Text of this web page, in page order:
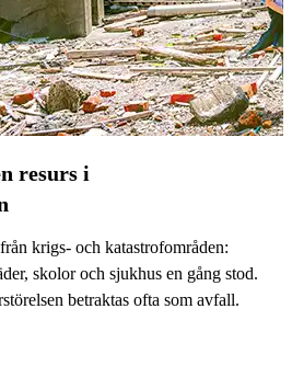
resurs i
krigs- och katastrofområden:
skolor och sjukhus en gång stod.
betraktas ofta som avfall.